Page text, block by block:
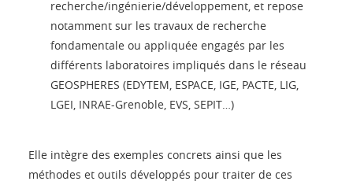
recherche/ingénierie/développement, et repose
notamment sur les travaux de recherche
fondamentale ou appliquée engagés par les
différents laboratoires impliqués dans le réseau
GEOSPHERES (EDYTEM, ESPACE, IGE, PACTE, LIG,
LGEI, INRAE-Grenoble, EVS, SEPIT…)
Elle intègre des exemples concrets ainsi que les
méthodes et outils développés pour traiter de ces